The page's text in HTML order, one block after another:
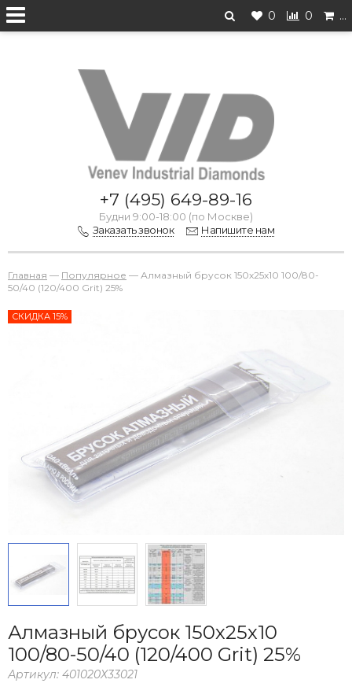
0 0 …
Перейти на старую версию
+7 (495) 649-89-16
Будни 9:00-18:00 (по Москве)
Заказать звонок
Напишите нам
Главная — Популярное — Алмазный брусок 150х25х10 100/80-
50/40 (120/400 Grit) 25%
СКИДКА 15%
Алмазный брусок 150х25х10
100/80-50/40 (120/400 Grit) 25%
Артикул: 401020Х33021